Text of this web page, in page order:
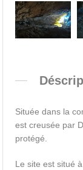
Située dans la
est creusée par
protégé.
Le site est situé